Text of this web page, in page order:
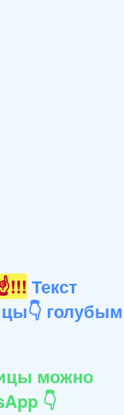
Текст
голубым
можно
👇